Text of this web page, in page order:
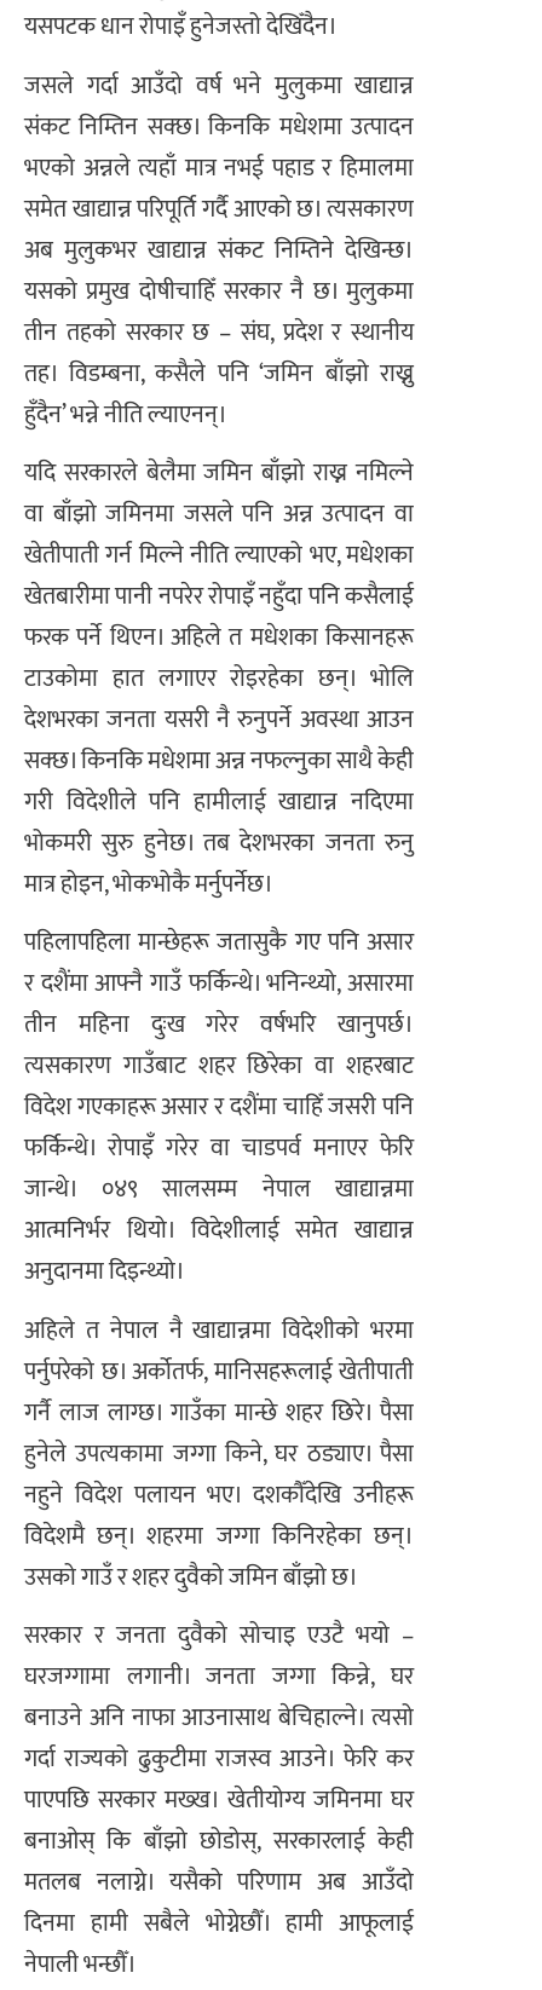
यसपटक धान रोपाइँ हुनेजस्तो देखिँदैन।
जसले गर्दा आउँदो वर्ष भने मुलुकमा खाद्यान्न
संकट निम्तिन सक्छ। किनकि मधेशमा उत्पादन
भएको अन्नले त्यहाँ मात्र नभई पहाड र हिमालमा
समेत खाद्यान्न परिपूर्ति गर्दै आएको छ। त्यसकारण
अब मुलुकभर खाद्यान्न संकट निम्तिने देखिन्छ।
यसको प्रमुख दोषीचाहिँ सरकार नै छ। मुलुकमा
तीन तहको सरकार छ – संघ, प्रदेश र स्थानीय
तह। विडम्बना, कसैले पनि ‘जमिन बाँझो राख्नु
हुँदैन’ भन्ने नीति ल्याएनन्।
यदि सरकारले बेलैमा जमिन बाँझो राख्न नमिल्ने
वा बाँझो जमिनमा जसले पनि अन्न उत्पादन वा
खेतीपाती गर्न मिल्ने नीति ल्याएको भए, मधेशका
खेतबारीमा पानी नपरेर रोपाइँ नहुँदा पनि कसैलाई
फरक पर्ने थिएन। अहिले त मधेशका किसानहरू
टाउकोमा हात लगाएर रोइरहेका छन्। भोलि
देशभरका जनता यसरी नै रुनुपर्ने अवस्था आउन
सक्छ। किनकि मधेशमा अन्न नफल्नुका साथै केही
गरी विदेशीले पनि हामीलाई खाद्यान्न नदिएमा
भोकमरी सुरु हुनेछ। तब देशभरका जनता रुनु
मात्र होइन, भोकभोकै मर्नुपर्नेछ।
पहिलापहिला मान्छेहरू जतासुकै गए पनि असार
र दशैंमा आफ्नै गाउँ फर्किन्थे। भनिन्थ्यो, असारमा
तीन महिना दुःख गरेर वर्षभरि खानुपर्छ।
त्यसकारण गाउँबाट शहर छिरेका वा शहरबाट
विदेश गएकाहरू असार र दशैंमा चाहिँ जसरी पनि
फर्किन्थे। रोपाइँ गरेर वा चाडपर्व मनाएर फेरि
जान्थे। ०४९ सालसम्म नेपाल खाद्यान्नमा
आत्मनिर्भर थियो। विदेशीलाई समेत खाद्यान्न
अनुदानमा दिइन्थ्यो।
अहिले त नेपाल नै खाद्यान्नमा विदेशीको भरमा
पर्नुपरेको छ। अर्कोतर्फ, मानिसहरूलाई खेतीपाती
गर्नै लाज लाग्छ। गाउँका मान्छे शहर छिरे। पैसा
हुनेले उपत्यकामा जग्गा किने, घर ठड्याए। पैसा
नहुने विदेश पलायन भए। दशकौँदेखि उनीहरू
विदेशमै छन्। शहरमा जग्गा किनिरहेका छन्।
उसको गाउँ र शहर दुवैको जमिन बाँझो छ।
सरकार र जनता दुवैको सोचाइ एउटै भयो –
घरजग्गामा लगानी। जनता जग्गा किन्ने, घर
बनाउने अनि नाफा आउनासाथ बेचिहाल्ने। त्यसो
गर्दा राज्यको ढुकुटीमा राजस्व आउने। फेरि कर
पाएपछि सरकार मख्ख। खेतीयोग्य जमिनमा घर
बनाओस् कि बाँझो छोडोस्, सरकारलाई केही
मतलब नलाग्ने। यसैको परिणाम अब आउँदो
दिनमा हामी सबैले भोग्नेछौँ। हामी आफूलाई
नेपाली भन्छौँ।